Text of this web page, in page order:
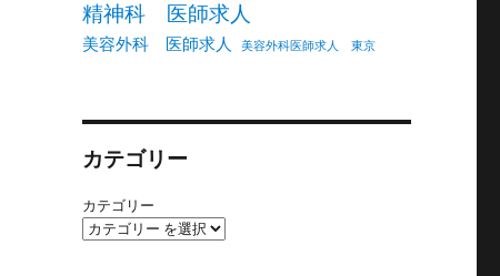
精神科 医師求人
美容外科 医師求人 美容外科医師求人 東京
カテゴリー
カテゴリー